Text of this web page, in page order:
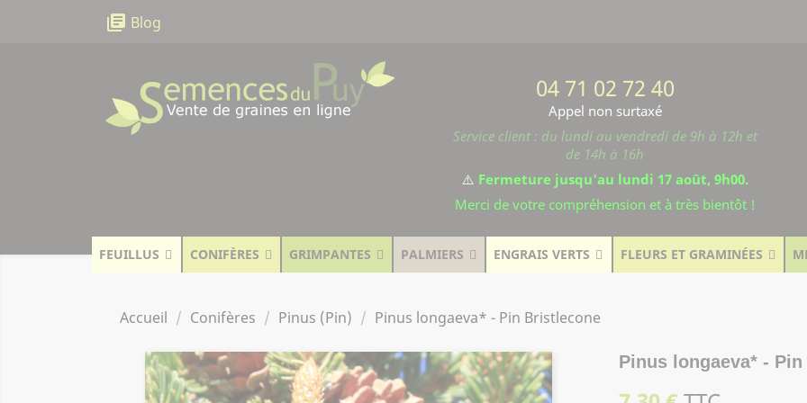
library_books Blog
04 71 02 72 40
Appel non surtaxé
Service client : du lundi au vendredi de 9h à 12h et
de 14h à 16h
⚠️ Fermeture jusqu'au lundi 17 août, 9h00.
Merci de votre compréhension et à très bientôt !
FEUILLUS CONIFÈRES GRIMPANTES PALMIERS ENGRAIS VERTS FLEURS ET GRAMINÉES
Accueil Conifères Pinus (Pin) Pinus longaeva* - Pin Bristlecone
Pinus longaeva* -